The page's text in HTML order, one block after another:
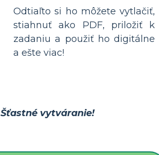
Odtiaľto si ho môžete vytlačiť,
stiahnuť ako PDF, priložiť k
zadaniu a použiť ho digitálne
a ešte viac!
Šťastné vytváranie!